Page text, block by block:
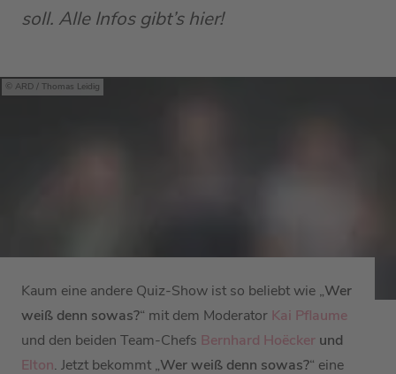
soll. Alle Infos gibt’s hier!
ARD / Thomas Leidig
Kaum eine andere Quiz-Show ist so beliebt wie „Wer
weiß denn sowas?“ mit dem Moderator Kai Pflaume
und den beiden Team-Chefs Bernhard Hoëcker und
Elton. Jetzt bekommt „Wer weiß denn sowas?“ eine